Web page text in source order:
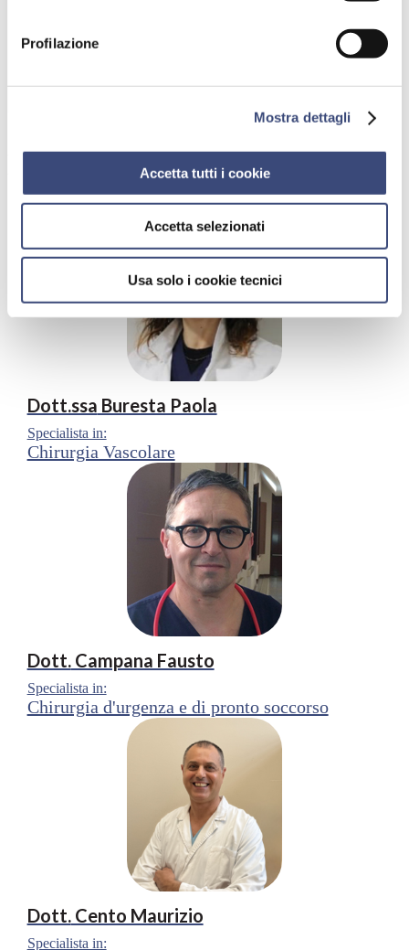
Profilazione
Mostra dettagli
Accetta tutti i cookie
Accetta selezionati
Usa solo i cookie tecnici
Linfedema, una patologia da battere sul
Equipe
Dott.ssa Buresta Paola
Specialista in:
Chirurgia Vascolare
Dott.Campana Fausto
Specialista in:
Chirurgia d'urgenza e di pronto soccorso
Dott.Cento Maurizio
Specialista in: